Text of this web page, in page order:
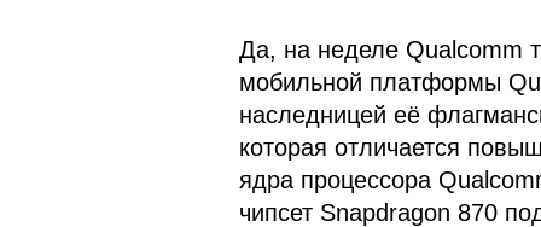
Да, на неделе Qualcomm
мобильной платформы
наследницей её
которая отличается
ядра процессора
чипсет Snapdragon 870